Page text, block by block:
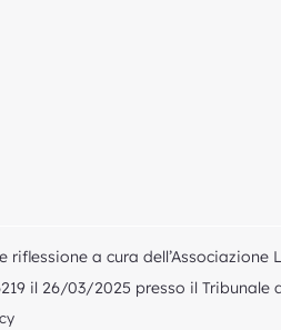
a cura dell’Associazione
il 26/03/2025 presso il Tribunale